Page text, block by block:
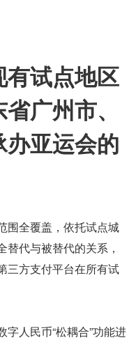
试点地区
广州市、
亚运会的
围全覆盖，依托试点城
代与被替代的关系，
三方支付平台在所有试
人民币“松耦合”功能进